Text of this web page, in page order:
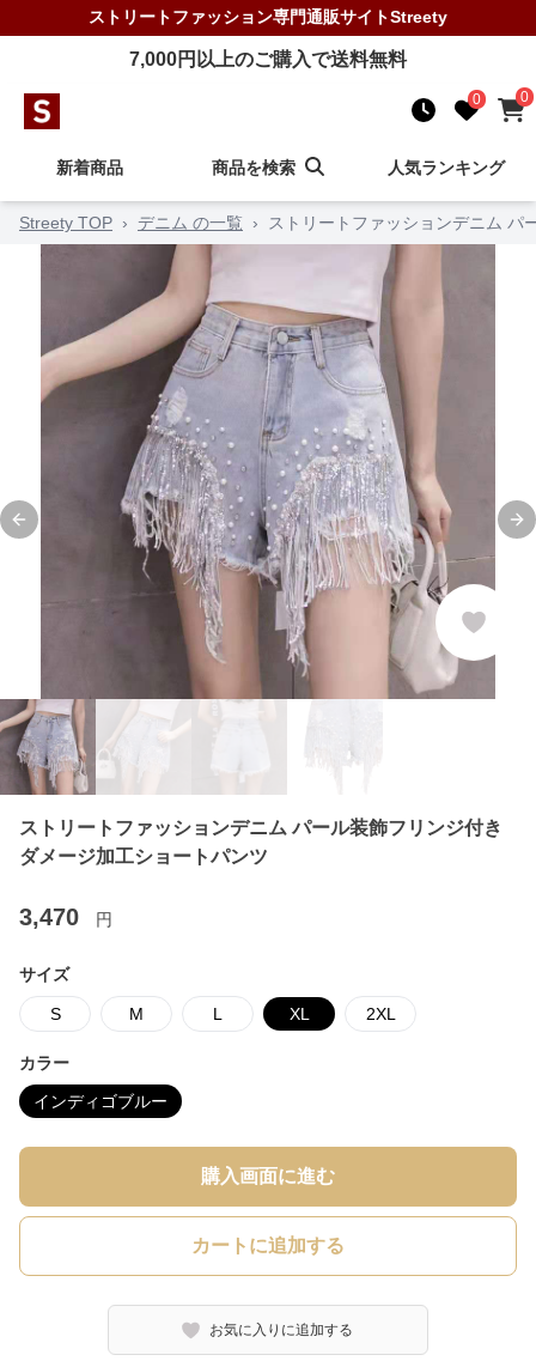
ストリートファッション専門通販サイトStreety
7,000円以上のご購入で送料無料
0 0
新着商品 商品を検索 人気ランキング
Streety TOP › デニム の一覧 › ストリートファッションデニム パ
Previous slide
ストリートファッションデニム パール装飾フリンジ付き
ダメージ加工ショートパンツ
3,470 円
サイズ
S M L XL 2XL
カラー
インディゴブルー
購入画面に進む
カートに追加する
お気に入りに追加する